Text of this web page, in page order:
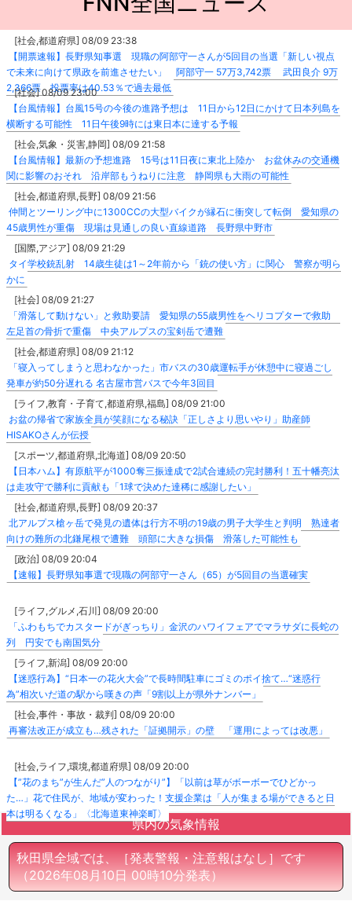
[社会,都道府県] 08/09 23:38
【開票速報】長野県知事選 現職の阿部守一さんが5回目の当選「新しい視点
で未来に向けて県政を前進させたい」 阿部守一 57万3,742票 武田良介 9万
2,366票 投票率は40.53％で過去最低
[社会] 08/09 23:00
【台風情報】台風15号の今後の進路予想は 11日から12日にかけて日本列島を
横断する可能性 11日午後9時には東日本に達する予報
[社会,気象・災害,静岡] 08/09 21:58
【台風情報】最新の予想進路 15号は11日夜に東北上陸か お盆休みの交通機
関に影響のおそれ 沿岸部もうねりに注意 静岡県も大雨の可能性
[社会,都道府県,長野] 08/09 21:56
仲間とツーリング中に1300CCの大型バイクが縁石に衝突して転倒 愛知県の
45歳男性が重傷 現場は見通しの良い直線道路 長野県中野市
[国際,アジア] 08/09 21:29
タイ学校銃乱射 14歳生徒は1～2年前から「銃の使い方」に関心 警察が明ら
かに
[社会] 08/09 21:27
「滑落して動けない」と救助要請 愛知県の55歳男性をヘリコプターで救助
左足首の骨折で重傷 中央アルプスの宝剣岳で遭難
[社会,都道府県] 08/09 21:12
「寝入ってしまうと思わなかった」市バスの30歳運転手が休憩中に寝過ごし
発車が約50分遅れる 名古屋市営バスで今年3回目
[ライフ,教育・子育て,都道府県,福島] 08/09 21:00
お盆の帰省で家族全員が笑顔になる秘訣「正しさより思いやり」助産師
HISAKOさんが伝授
[スポーツ,都道府県,北海道] 08/09 20:50
【日本ハム】有原航平が1000奪三振達成で2試合連続の完封勝利！五十幡亮汰
は走攻守で勝利に貢献も「1球で決めた達稀に感謝したい」
[社会,都道府県,長野] 08/09 20:37
北アルプス槍ヶ岳で発見の遺体は行方不明の19歳の男子大学生と判明 熟達者
向けの難所の北鎌尾根で遭難 頭部に大きな損傷 滑落した可能性も
[政治] 08/09 20:04
【速報】長野県知事選で現職の阿部守一さん（65）が5回目の当選確実
[ライフ,グルメ,石川] 08/09 20:00
「ふわもちでカスタードがぎっちり」金沢のハワイフェアでマラサダに長蛇の
列 円安でも南国気分
[ライフ,新潟] 08/09 20:00
【迷惑行為】“日本一の花火大会”で長時間駐車にゴミのポイ捨て…“迷惑行
為”相次いだ道の駅から嘆きの声「9割以上が県外ナンバー」
[社会,事件・事故・裁判] 08/09 20:00
再審法改正が成立も…残された「証拠開示」の壁 「運用によっては改悪」
[社会,ライフ,環境,都道府県] 08/09 20:00
【”花のまち”が生んだ”人のつながり”】「以前は草がボーボーでひどかっ
た…」花で住民が、地域が変わった！支援企業は「人が集まる場ができると日
本は明るくなる」〈北海道東神楽町〉
県内の気象情報
秋田県全域では、［発表警報・注意報はなし］です
（2026年08月10日 00時10分発表）